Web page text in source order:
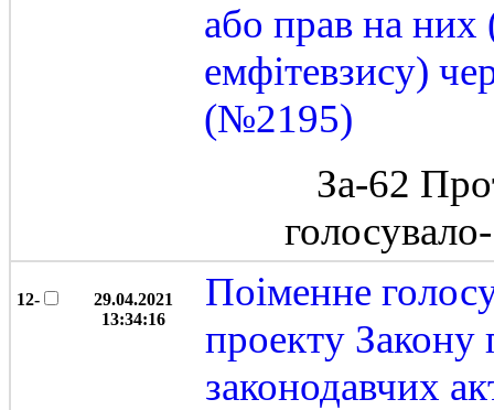
або прав на них
емфітевзису)
(№2195)
За-62
12-
29.04.2021
13:34:16
Поіменне
проекту Закону
законодавчих